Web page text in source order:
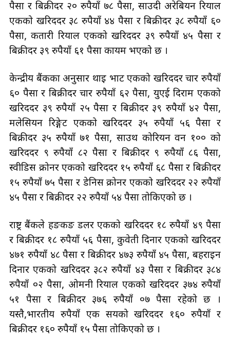
पैसा र बिक्रीदर २० रुपैयाँ ७८ पैसा, साउदी अरेबियन रियाल
एकको खरिददर ३८ रुपैयाँ ४४ पैसा र बिक्रीदर ३८ रुपैयाँ ६०
पैसा, कतारी रियाल एकको खरिददर ३९ रुपैयाँ ४५ पैसा र
बिक्रीदर ३९ रुपैयाँ ६१ पैसा कायम भएको छ ।
केन्द्रीय बैंकका अनुसार थाइ भाट एकको खरिददर चार रुपैयाँ
६० पैसा र बिक्रीदर चार रुपैयाँ ६२ पैसा, युएई दिराम एकको
खरिददर ३९ रुपैयाँ २५ पैसा र बिक्रीदर ३९ रुपैयाँ ४२ पैसा,
मलेसियन रिङ्गेट एकको खरिददर ३५ रुपैयाँ ५६ पैसा र
बिक्रीदर ३५ रुपैयाँ ७१ पैसा, साउथ कोरियन वन १०० को
खरिददर ९ रुपैयाँ ८२ पैसा र बिक्रीदर ९ रुपैयाँ ८६ पैसा,
स्वीडिस क्रोनर एकको खरिददर १५ रुपैयाँ ६८ पैसा र बिक्रीदर
१५ रुपैयाँ ७५ पैसा र डेनिस क्रोनर एकको खरिददर २२ रुपैयाँ
४५ पैसा र बिक्रीदर २२ रुपैयाँ ५४ पैसा तोकिएको छ ।
राष्ट्र बैंकले हङकङ डलर एकको खरिददर १८ रुपैयाँ ४९ पैसा
र बिक्रीदर १८ रुपैयाँ ५६ पैसा, कुवेती दिनार एकको खरिददर
४७१ रुपैयाँ ४८ पैसा र बिक्रीदर ४७३ रुपैयाँ ४५ पैसा, बहराइन
दिनार एकको खरिददर ३८२ रुपैयाँ ४३ पैसा र बिक्रीदर ३८४
रुपैयाँ ०२ पैसा, ओमनी रियाल एकको खरिददर ३७४ रुपैयाँ
५१ पैसा र बिक्रीदर ३७६ रुपैयाँ ०७ पैसा रहेको छ ।
यस्तै,भारतीय रुपैयाँ एक सयको खरिददर १६० रुपैयाँ र
बिक्रीदर १६० रुपैयाँ १५ पैसा तोकिएको छ ।